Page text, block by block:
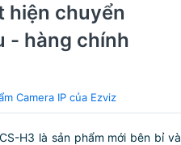
hiện chuyển
- hàng chính
Camera IP của Ezviz
H3 là sản phẩm mới bên bỉ và